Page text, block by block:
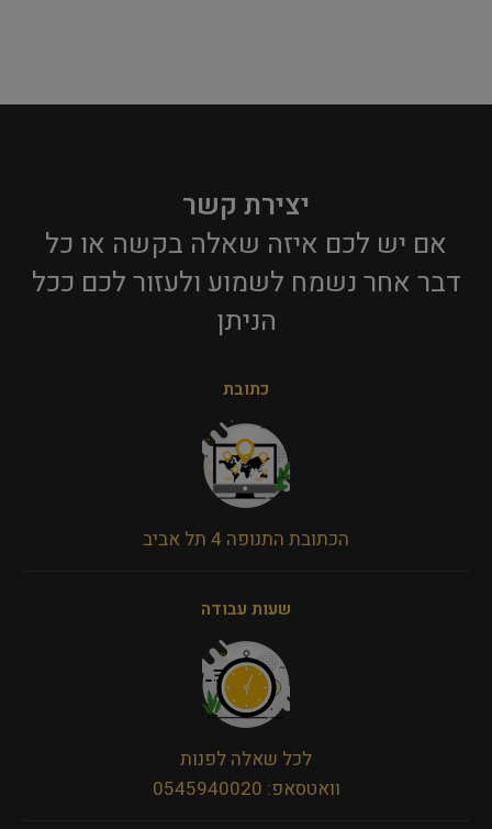
יצירת קשר
אם יש לכם איזה שאלה בקשה או כל
דבר אחר נשמח לשמוע ולעזור לכם ככל
הניתן​
כתובת
הכתובת התנופה 4 תל אביב
שעות עבודה
לכל שאלה לפנות
וואטסאפ: 0545940020